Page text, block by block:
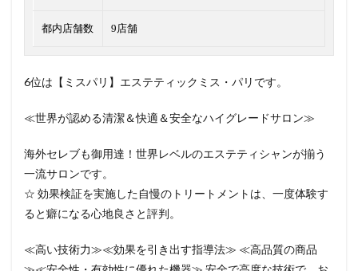
都内店舗数 9店舗
6位は【ミスパリ】エステティックミス・パリです。
≪世界が認める清潔＆快適＆安全なハイグレードサロン≫
海外セレブも御用達！世界レベルのエステティシャンが揃う
一流サロンです。
☆ 効果検証を実施した自慢のトリートメントは、一度体験す
ると癖になる心地良さと評判。
≪高い技術力≫≪効果を引き出す指導法≫ ≪高品質の商品